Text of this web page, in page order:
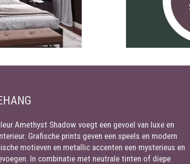
Amethyst Shadow voegt een gevoel van luxe en
Grafische prints geven een speels en modern
motieven en metallic accenten een mysterieus en
In combinatie met neutrale tinten of diepe